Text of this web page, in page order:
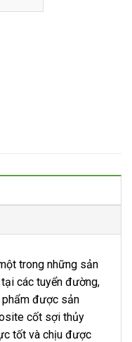
trong những sản
các tuyển đường,
phẩm được sản
cốt sợi thủy
tốt và chịu được